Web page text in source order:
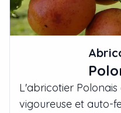
L'abricotier
vigoureuse et auto-